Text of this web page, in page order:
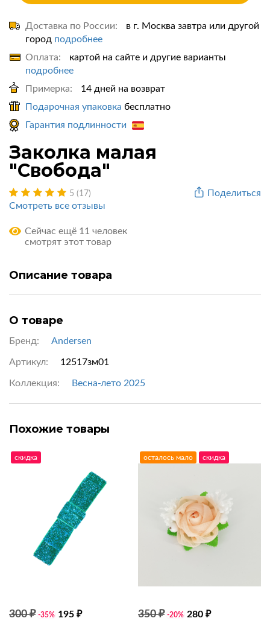
Доставка по России:
в г. Москва завтра или другой
город подробнее
Оплата:
картой на сайте и другие варианты
подробнее
Примерка:
14 дней на возврат
Подарочная упаковка бесплатно
Гарантия подлинности
Заколка малая
"Свобода"
Поделиться
5 (17)
Смотреть все отзывы
Сейчас ещё 11 человек
смотрят этот товар
Описание товара
О товаре
Бренд: Andersen
Артикул: 12517зм01
Коллекция: Весна-лето 2025
Похожие товары
скидка
300 ₽ -35% 195 ₽
осталось мало скидка
350 ₽ -20% 280 ₽